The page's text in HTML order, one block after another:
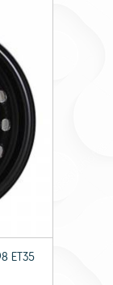
ET35